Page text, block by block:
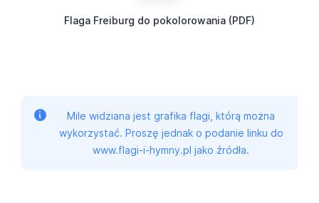
Flaga Freiburg do pokolorowania (PDF)
Mile widziana jest grafika flagi, którą można
wykorzystać. Proszę jednak o podanie linku do
www.flagi-i-hymny.pl jako źródła.